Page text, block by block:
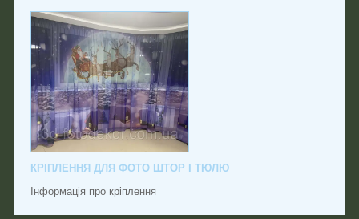
КРІПЛЕННЯ ДЛЯ ФОТО ШТОР І ТЮЛЮ
Інформація про кріплення